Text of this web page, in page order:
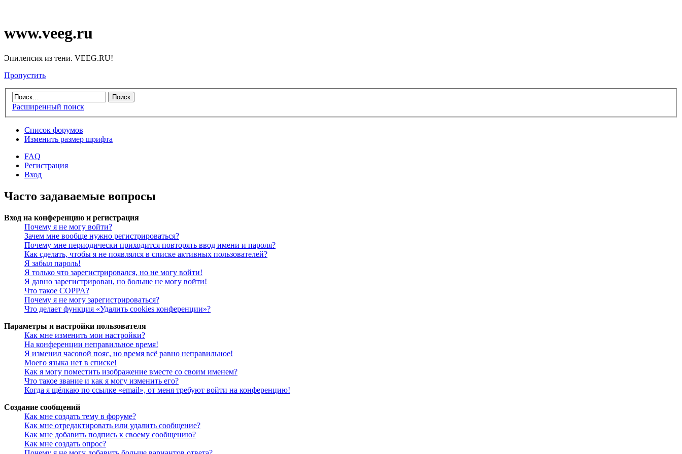
www.veeg.ru
Эпилепсия из тени. VEEG.RU!
Пропустить
Расширенный поиск
Список форумов
Изменить размер шрифта
FAQ
Регистрация
Вход
Часто задаваемые вопросы
Вход на конференцию и регистрация
Почему я не могу войти?
Зачем мне вообще нужно регистрироваться?
Почему мне периодически приходится повторять ввод имени и пароля?
Как сделать, чтобы я не появлялся в списке активных пользователей?
Я забыл пароль!
Я только что зарегистрировался, но не могу войти!
Я давно зарегистрирован, но больше не могу войти!
Что такое COPPA?
Почему я не могу зарегистрироваться?
Что делает функция «Удалить cookies конференции»?
Параметры и настройки пользователя
Как мне изменить мои настройки?
На конференции неправильное время!
Я изменил часовой пояс, но время всё равно неправильное!
Моего языка нет в списке!
Как я могу поместить изображение вместе со своим именем?
Что такое звание и как я могу изменить его?
Когда я щёлкаю по ссылке «email», от меня требуют войти на конференцию!
Создание сообщений
Как мне создать тему в форуме?
Как мне отредактировать или удалить сообщение?
Как мне добавить подпись к своему сообщению?
Как мне создать опрос?